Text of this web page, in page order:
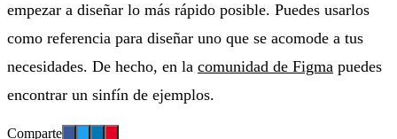
empezar a diseñar lo más rápido posible. Puedes usarlos
como referencia para diseñar uno que se acomode a tus
necesidades. De hecho, en la comunidad de Figma puedes
encontrar un sinfín de ejemplos.
Comparte